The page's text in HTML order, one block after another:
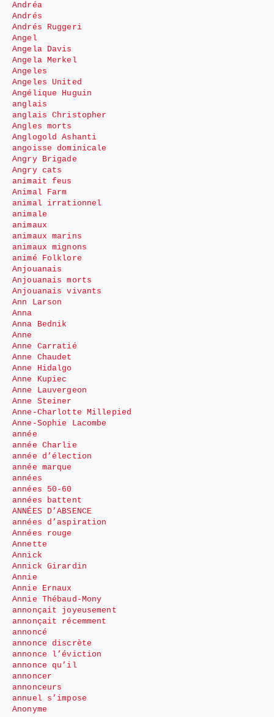
Andréa
Andrés
Andrés Ruggeri
Angel
Angela Davis
Angela Merkel
Angeles
Angeles United
Angélique Huguin
anglais
anglais Christopher
Angles morts
Anglogold Ashanti
angoisse dominicale
Angry Brigade
Angry cats
animait feus
Animal Farm
animal irrationnel
animale
animaux
animaux marins
animaux mignons
animé Folklore
Anjouanais
Anjouanais morts
Anjouanais vivants
Ann Larson
Anna
Anna Bednik
Anne
Anne Carratié
Anne Chaudet
Anne Hidalgo
Anne Kupiec
Anne Lauvergeon
Anne Steiner
Anne-Charlotte Millepied
Anne-Sophie Lacombe
année
année Charlie
année d’élection
année marque
années
années 50-60
années battent
ANNÉES D’ABSENCE
années d’aspiration
Années rouge
Annette
Annick
Annick Girardin
Annie
Annie Ernaux
Annie Thébaud-Mony
annonçait joyeusement
annonçait récemment
annoncé
annonce discrète
annonce l’éviction
annonce qu’il
annoncer
annonceurs
annuel s’impose
Anonyme